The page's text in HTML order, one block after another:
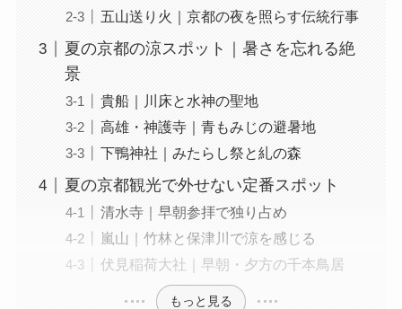
五山送り火｜京都の夜を照らす伝統行事
夏の京都の涼スポット｜暑さを忘れる絶
景
貴船｜川床と水神の聖地
高雄・神護寺｜青もみじの避暑地
下鴨神社｜みたらし祭と糺の森
夏の京都観光で外せない定番スポット
清水寺｜早朝参拝で独り占め
嵐山｜竹林と保津川で涼を感じる
伏見稲荷大社｜早朝・夕方の千本鳥居
もっと見る